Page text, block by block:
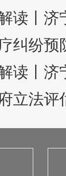
读丨
纠纷
读丨
立法